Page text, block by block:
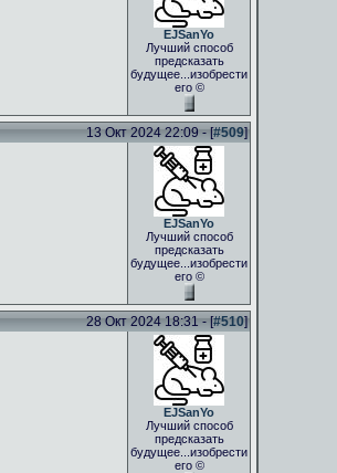
EJSanYo
Лучший способ
предсказать
будущее...изобрести
его ©
13 Окт 2024 22:09 - [#509]
EJSanYo
Лучший способ
предсказать
будущее...изобрести
его ©
28 Окт 2024 18:31 - [#510]
EJSanYo
Лучший способ
предсказать
будущее...изобрести
его ©